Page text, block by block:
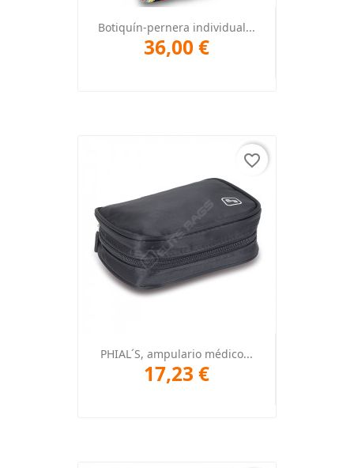
Botiquín-pernera individual...
36,00 €
PHIAL´S, ampulario médico...
17,23 €
favorite_border